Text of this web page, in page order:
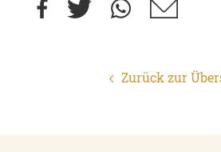
Zurück zur